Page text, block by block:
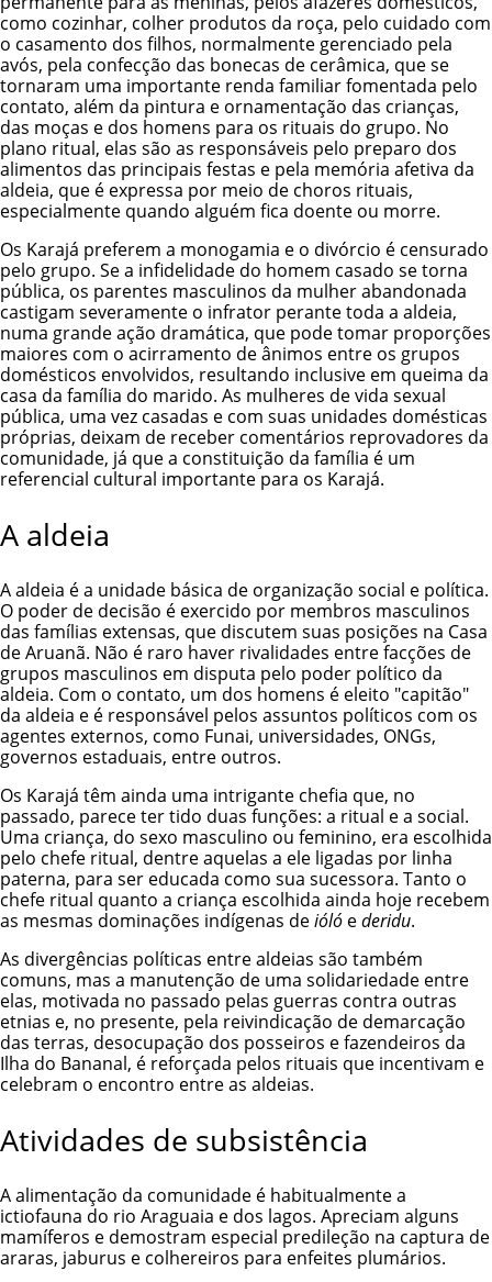
como cozinhar, colher produtos da roça, pelo cuidado com
o casamento dos filhos, normalmente gerenciado pela
avós, pela confecção das bonecas de cerâmica, que se
tornaram uma importante renda familiar fomentada pelo
contato, além da pintura e ornamentação das crianças,
das moças e dos homens para os rituais do grupo. No
plano ritual, elas são as responsáveis pelo preparo dos
alimentos das principais festas e pela memória afetiva da
aldeia, que é expressa por meio de choros rituais,
especialmente quando alguém fica doente ou morre.
Os Karajá preferem a monogamia e o divórcio é censurado
pelo grupo. Se a infidelidade do homem casado se torna
pública, os parentes masculinos da mulher abandonada
castigam severamente o infrator perante toda a aldeia,
numa grande ação dramática, que pode tomar proporções
maiores com o acirramento de ânimos entre os grupos
domésticos envolvidos, resultando inclusive em queima da
casa da família do marido. As mulheres de vida sexual
pública, uma vez casadas e com suas unidades domésticas
próprias, deixam de receber comentários reprovadores da
comunidade, já que a constituição da família é um
referencial cultural importante para os Karajá.
A aldeia
A aldeia é a unidade básica de organização social e política.
O poder de decisão é exercido por membros masculinos
das famílias extensas, que discutem suas posições na Casa
de Aruanã. Não é raro haver rivalidades entre facções de
grupos masculinos em disputa pelo poder político da
aldeia. Com o contato, um dos homens é eleito "capitão"
da aldeia e é responsável pelos assuntos políticos com os
agentes externos, como Funai, universidades, ONGs,
governos estaduais, entre outros.
Os Karajá têm ainda uma intrigante chefia que, no
passado, parece ter tido duas funções: a ritual e a social.
Uma criança, do sexo masculino ou feminino, era escolhida
pelo chefe ritual, dentre aquelas a ele ligadas por linha
paterna, para ser educada como sua sucessora. Tanto o
chefe ritual quanto a criança escolhida ainda hoje recebem
as mesmas dominações indígenas deióló ederidu.
As divergências políticas entre aldeias são também
comuns, mas a manutenção de uma solidariedade entre
elas, motivada no passado pelas guerras contra outras
etnias e, no presente, pela reivindicação de demarcação
das terras, desocupação dos posseiros e fazendeiros da
Ilha do Bananal, é reforçada pelos rituais que incentivam e
celebram o encontro entre as aldeias.
Atividades de subsistência
A alimentação da comunidade é habitualmente a
ictiofauna do rio Araguaia e dos lagos. Apreciam alguns
mamíferos e demostram especial predileção na captura de
araras, jaburus e colhereiros para enfeites plumários.